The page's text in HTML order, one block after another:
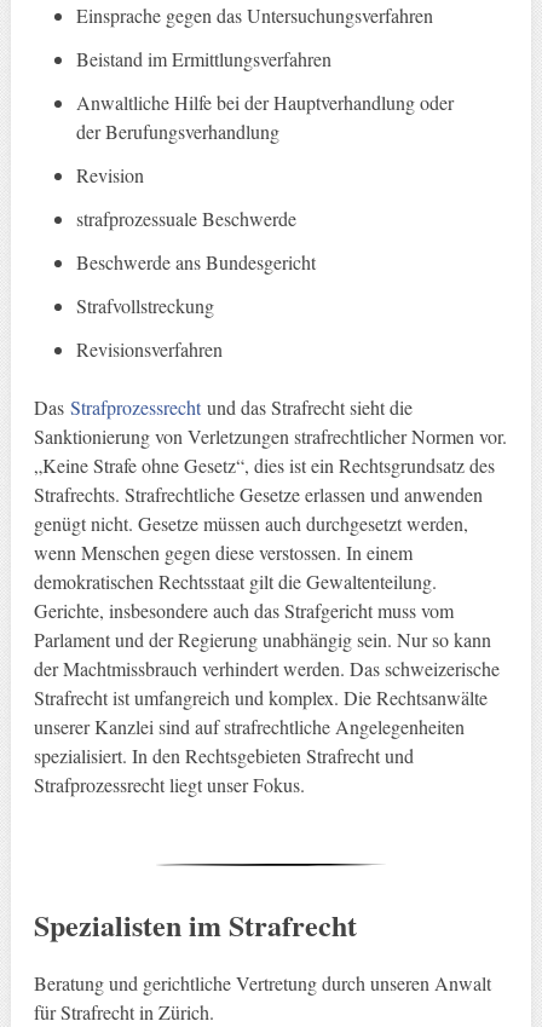
Einsprache gegen das Untersuchungsverfahren
Beistand im Ermittlungsverfahren
Anwaltliche Hilfe bei der Hauptverhandlung oder
der Berufungsverhandlung
Revision
strafprozessuale Beschwerde
Beschwerde ans Bundesgericht
Strafvollstreckung
Revisionsverfahren
Das Strafprozessrechtund das Strafrecht sieht die
Sanktionierung von Verletzungen strafrechtlicher Normen vor.
„Keine Strafe ohne Gesetz“, dies ist ein Rechtsgrundsatz des
Strafrechts. Strafrechtliche Gesetze erlassen und anwenden
genügt nicht. Gesetze müssen auch durchgesetzt werden,
wenn Menschen gegen diese verstossen. In einem
demokratischen Rechtsstaat gilt die Gewaltenteilung.
Gerichte, insbesondere auch das Strafgericht muss vom
Parlament und der Regierung unabhängig sein. Nur so kann
der Machtmissbrauch verhindert werden. Das schweizerische
Strafrecht ist umfangreich und komplex. Die Rechtsanwälte
unserer Kanzlei sind auf strafrechtliche Angelegenheiten
spezialisiert. In den Rechtsgebieten Strafrecht und
Strafprozessrecht liegt unser Fokus.
Spezialisten im Strafrecht
Beratung und gerichtliche Vertretung durch unseren Anwalt
für Strafrecht in Zürich.